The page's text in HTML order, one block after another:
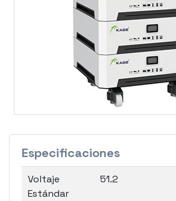
Especificaciones
Voltaje
Estándar
51.2